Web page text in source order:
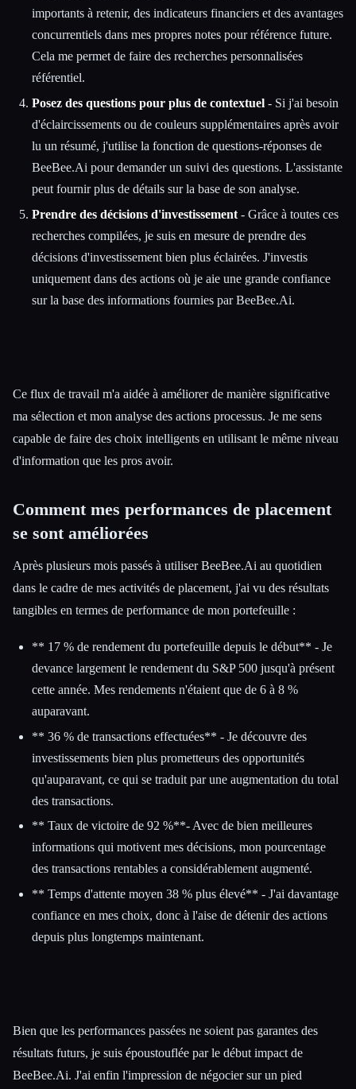
importants à retenir, des indicateurs financiers et des avantages
concurrentiels dans mes propres notes pour référence future.
Cela me permet de faire des recherches personnalisées
référentiel.
Posez des questions pour plus de contextuel - Si j'ai besoin
d'éclaircissements ou de couleurs supplémentaires après avoir
lu un résumé, j'utilise la fonction de questions-réponses de
BeeBee.Ai pour demander un suivi des questions. L'assistante
peut fournir plus de détails sur la base de son analyse.
Prendre des décisions d'investissement - Grâce à toutes ces
recherches compilées, je suis en mesure de prendre des
décisions d'investissement bien plus éclairées. J'investis
uniquement dans des actions où je aie une grande confiance
sur la base des informations fournies par BeeBee.Ai.
Ce flux de travail m'a aidée à améliorer de manière significative
ma sélection et mon analyse des actions processus. Je me sens
capable de faire des choix intelligents en utilisant le même niveau
d'information que les pros avoir.
Comment mes performances de placement
se sont améliorées
Après plusieurs mois passés à utiliser BeeBee.Ai au quotidien
dans le cadre de mes activités de placement, j'ai vu des résultats
tangibles en termes de performance de mon portefeuille :
** 17 % de rendement du portefeuille depuis le début** - Je
devance largement le rendement du S&P 500 jusqu'à présent
cette année. Mes rendements n'étaient que de 6 à 8 %
auparavant.
** 36 % de transactions effectuées** - Je découvre des
investissements bien plus prometteurs des opportunités
qu'auparavant, ce qui se traduit par une augmentation du total
des transactions.
** Taux de victoire de 92 %**- Avec de bien meilleures
informations qui motivent mes décisions, mon pourcentage
des transactions rentables a considérablement augmenté.
** Temps d'attente moyen 38 % plus élevé** - J'ai davantage
confiance en mes choix, donc à l'aise de détenir des actions
depuis plus longtemps maintenant.
Bien que les performances passées ne soient pas garantes des
résultats futurs, je suis époustouflée par le début impact de
BeeBee.Ai. J'ai enfin l'impression de négocier sur un pied